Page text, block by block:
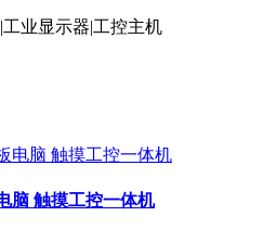
脑 触摸工控一体机